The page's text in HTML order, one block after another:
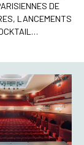
DE
LANCEMENTS